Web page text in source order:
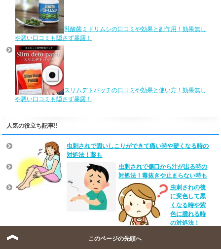
乳酸菌ミドリムシの口コミや効果と副作用！効果無し
や悪い口コミも隠さず暴露！
スリムデトパッチの口コミや効果と使い方！効果無し
や悪い口コミも隠さず暴露！
人気の役立ち記事!!
虫刺されで固いしこりができて痛い時や硬くなる時の
対処法！薬も
虫刺されで傷口から汁が出る時の
対処法！毒抜きや止まらない時も
虫刺されの後
に変色して黒
くなる時や紫
色に腫れる時
の対処法！
オススメの飲み物！飲んではダメな物とその理由も！
このページの先頭へ